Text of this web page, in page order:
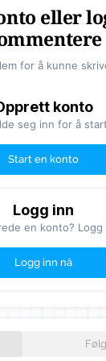
eller
for å kunne
konto
seg inn for å
Start en konto
Logg inn
en konto? Logg
Logg inn nå